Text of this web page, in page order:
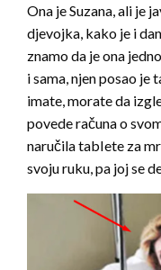
Ona je Suzana, ali je
djevojka, kako je i
znamo da je ona
i sama, njen posao
imate, morate da
povede računa o
naručila tabIete za
svoju ruku, pa joj se